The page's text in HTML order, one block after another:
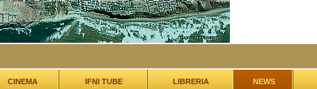
CINEMA IFNI TUBE LIBRERIA NEWS